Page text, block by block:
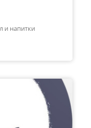
и напитки